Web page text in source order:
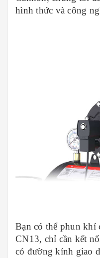
hình thức và công
Bạn có thể phun khí
CN13, chỉ cần kết
có đường kính giao